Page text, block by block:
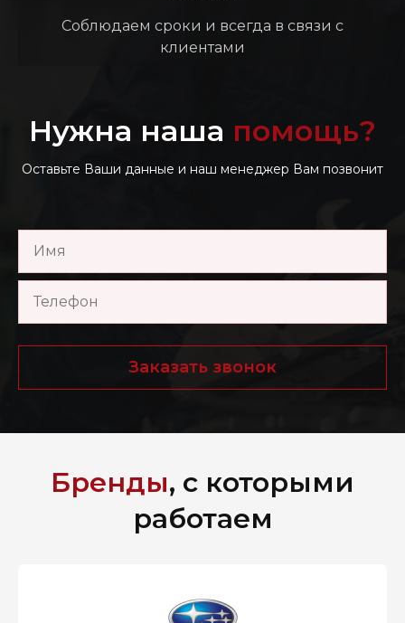
Соблюдаем сроки и всегда в связи с
клиентами
Нужна наша помощь?
Оставьте Ваши данные и наш менеджер Вам позвонит
Заказать звонок
Бренды, с которыми
работаем